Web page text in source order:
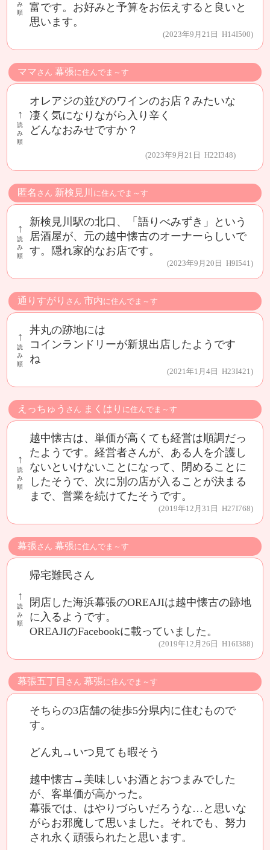
み
順
富です。お好みと予算をお伝えすると良いと
思います。
(2023年9月21日 H14I500)
ママ さん 幕張に住んでま～す
↑
読
み
順
オレアジの並びのワインのお店？みたいな
凄く気になりながら入り辛く
どんなおみせですか？
(2023年9月21日 H22I348)
匿名 さん 新検見川 に住んでま～す
↑
読
み
順
新検見川駅の北口、「語りべみずき」という
居酒屋が、元の越中懐古のオーナーらしいで
す。隠れ家的なお店です。
(2023年9月20日 H9I541)
通りすがり さん 市内に住んでま～す
↑
読
み
順
丼丸の跡地には
コインランドリーが新規出店したようです
ね
(2021年1月4日 H23I421)
えっちゅう さん まくはり に住んでま～す
↑
読
み
順
越中懐古は、単価が高くても経営は順調だっ
たようです。経営者さんが、ある人を介護し
ないといけないことになって、閉めることに
したそうで、次に別の店が入ることが決まる
まで、営業を続けてたそうです。
(2019年12月31日 H27I768)
幕張 さん 幕張に住んでま～す
↑
読
み
順
帰宅難民さん
閉店した海浜幕張のOREAJIは越中懐古の跡地
に入るようです。
OREAJIのFacebookに載っていました。
(2019年12月26日 H16I388)
幕張五丁目 さん 幕張に住んでま～す
そちらの3店舗の徒歩5分県内に住むもので
す。
どん丸→いつ見ても暇そう
越中懐古→美味しいお酒とおつまみでした
が、客単価が高かった。
幕張では、はやりづらいだろうな…と思いな
がらお邪魔して思いました。それでも、努力
され永く頑張られたと思います。